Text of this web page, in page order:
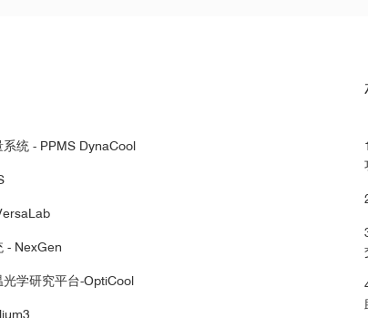
合金超导体相关性质研究 中
统 - PPMS DynaCool
- NexGen
学研究平台-OptiCool